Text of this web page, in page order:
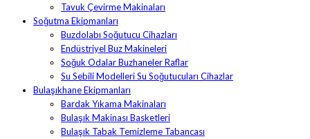
Tavuk Çevirme Makinaları
Soğutma Ekipmanları
Buzdolabı Soğutucu Cihazları
Endüstriyel Buz Makineleri
Soğuk Odalar Buzhaneler Raflar
Su Sebili Modelleri Su Soğutucuları Cihazlar
Bulaşıkhane Ekipmanları
Bardak Yıkama Makinaları
Bulaşık Makinası Basketleri
Bulaşık Tabak Temizleme Tabancası